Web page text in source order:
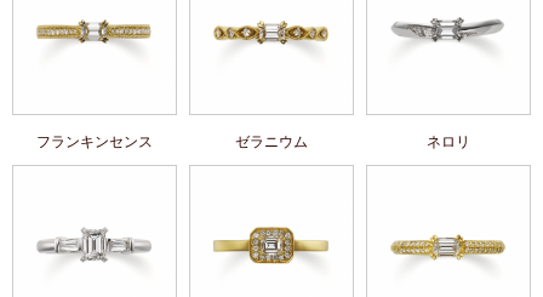
フランキンセンス ゼラニウム ネロリ